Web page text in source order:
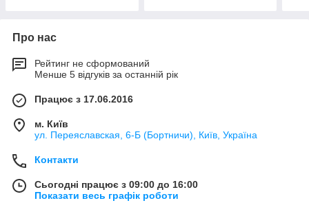
Про нас
Рейтинг не сформований
Менше 5 відгуків за останній рік
Працює з 17.06.2016
м. Київ
ул. Переяславская, 6-Б (Бортничи), Київ, Україна
Контакти
Сьогодні працює з 09:00 до 16:00
Показати весь графік роботи